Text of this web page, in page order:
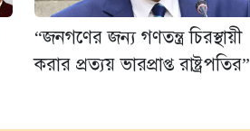
“জনগণের জন্য গণতন্ত্র চিরস্থায়ী
করার প্রত্যয় ভারপ্রাপ্ত রাষ্ট্রপতির”